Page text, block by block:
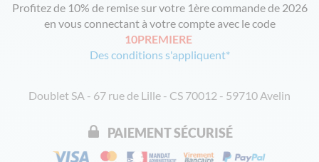
Profitez de 10% de remise sur votre 1ère commande de 2026
en vous connectant à votre compte avec le code
10PREMIERE
Des conditions s'appliquent*
Doublet SA - 67 rue de Lille - CS 70012 - 59710 Avelin
PAIEMENT SÉCURISÉ